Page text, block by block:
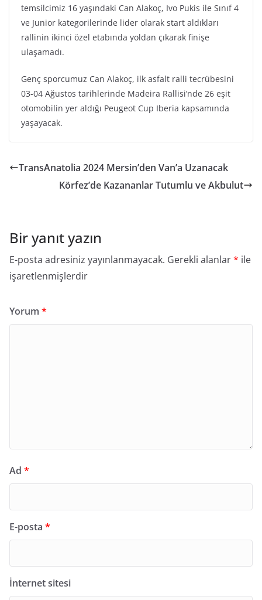
temsilcimiz 16 yaşındaki Can Alakoç, Ivo Pukis ile Sınıf 4
ve Junior kategorilerinde lider olarak start aldıkları
rallinin ikinci özel etabında yoldan çıkarak finişe
ulaşamadı.
Genç sporcumuz Can Alakoç, ilk asfalt ralli tecrübesini
03-04 Ağustos tarihlerinde Madeira Rallisi’nde 26 eşit
otomobilin yer aldığı Peugeot Cup Iberia kapsamında
yaşayacak.
TransAnatolia 2024 Mersin’den Van’a Uzanacak
Körfez’de Kazananlar Tutumlu ve Akbulut
Bir yanıt yazın
E-posta adresiniz yayınlanmayacak. Gerekli alanlar* ile
işaretlenmişlerdir
Yorum *
Ad *
E-posta *
İnternet sitesi